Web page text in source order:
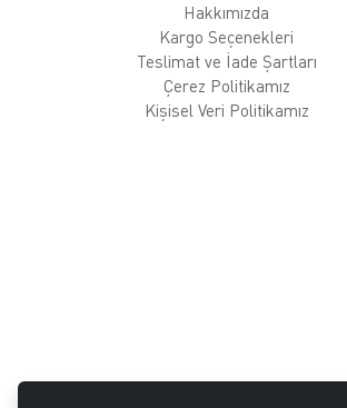
Hakkımızda
Kargo Seçenekleri
Teslimat ve İade Şartları
Çerez Politikamız
Kişisel Veri Politikamız